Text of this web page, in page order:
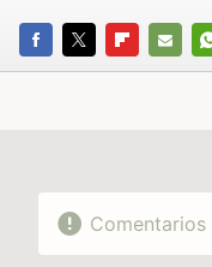
FACEBOOK
TWITTERFLIPBOARD
E-